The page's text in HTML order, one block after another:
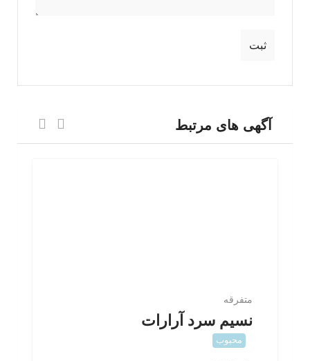
آگهی های مرتبط
متفرقه
نسیم سرد آرارات
محبوب